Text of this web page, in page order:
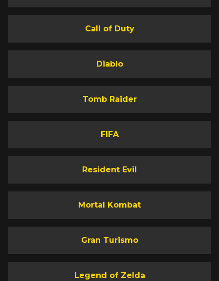
Call of Duty
Diablo
Tomb Raider
FIFA
Resident Evil
Mortal Kombat
Gran Turismo
Legend of Zelda